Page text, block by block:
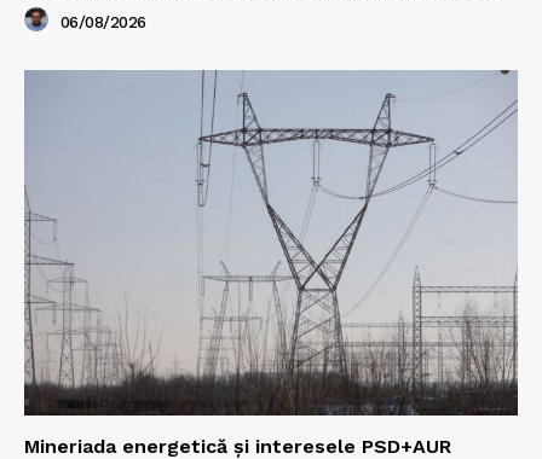
06/08/2026
Mineriada energetică și interesele PSD+AUR